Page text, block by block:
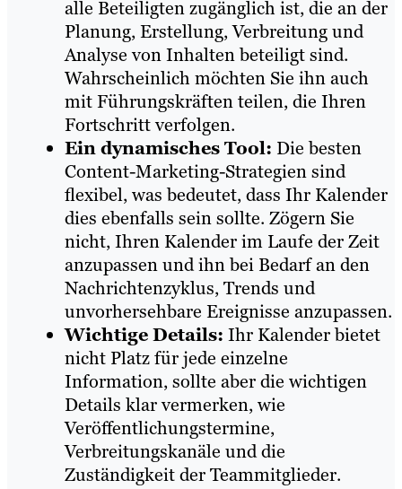
alle Beteiligten zugänglich ist, die an der
Planung, Erstellung, Verbreitung und
Analyse von Inhalten beteiligt sind.
Wahrscheinlich möchten Sie ihn auch
mit Führungskräften teilen, die Ihren
Fortschritt verfolgen.
Ein dynamisches Tool: Die besten
Content-Marketing-Strategien sind
flexibel, was bedeutet, dass Ihr Kalender
dies ebenfalls sein sollte. Zögern Sie
nicht, Ihren Kalender im Laufe der Zeit
anzupassen und ihn bei Bedarf an den
Nachrichtenzyklus, Trends und
unvorhersehbare Ereignisse anzupassen.
Wichtige Details: Ihr Kalender bietet
nicht Platz für jede einzelne
Information, sollte aber die wichtigen
Details klar vermerken, wie
Veröffentlichungstermine,
Verbreitungskanäle und die
Zuständigkeit der Teammitglieder.